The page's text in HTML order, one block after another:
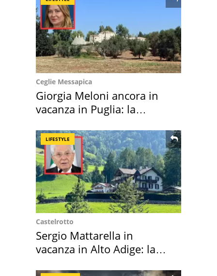
Ceglie Messapica
Giorgia Meloni ancora in
vacanza in Puglia: la
LIFESTYLE
Castelrotto
Sergio Mattarella in
vacanza in Alto Adige: la